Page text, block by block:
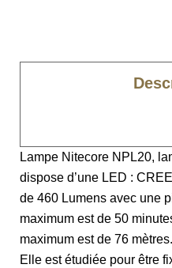
Lampe Nitecore NPL20,
dispose d’une LED :
de 460 Lumens avec une
maximum est de 50
maximum est de 76 mètres.
Elle est étudiée pour être